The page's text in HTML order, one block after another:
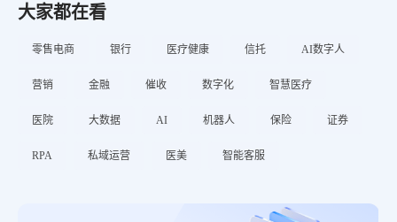
大家都在看
零售电商 银行 医疗健康 信托 AI数字人
营销 金融 催收 数字化 智慧医疗
医院 大数据 AI 机器人 保险 证券
RPA 私域运营 医美 智能客服